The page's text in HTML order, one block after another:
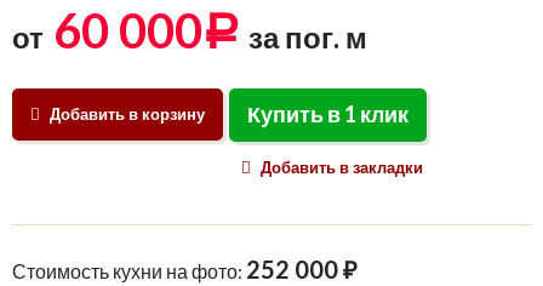
от 60 000Р за пог. м
Добавить в корзину Купить в 1 клик
Добавить в закладки
Стоимость кухни на фото: 252 000 ₽